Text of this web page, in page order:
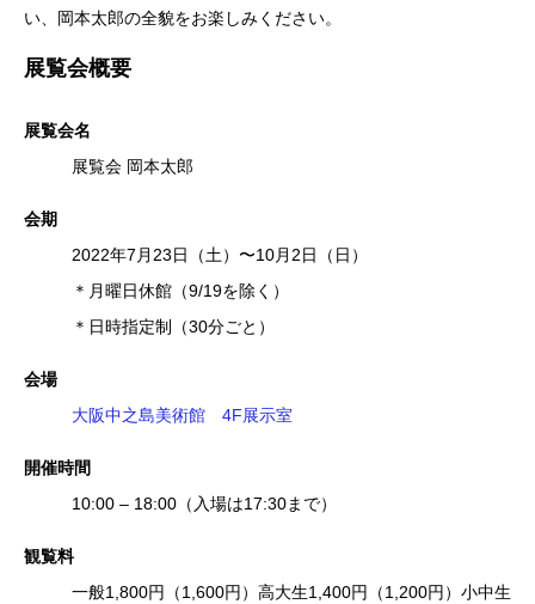
い、岡本太郎の全貌をお楽しみください。
展覧会概要
展覧会名
展覧会 岡本太郎
会期
2022年7⽉23⽇（土）〜10⽉2⽇（日）
＊月曜日休館（9/19を除く）
＊日時指定制（30分ごと）
会場
⼤阪中之島美術館 4F展示室
開催時間
10:00 – 18:00（入場は17:30まで）
観覧料
一般1,800円（1,600円）高大生1,400円（1,200円）小中生